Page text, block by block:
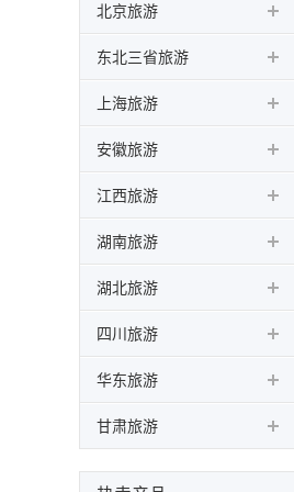
北京旅游
东北三省旅游
上海旅游
安徽旅游
江西旅游
湖南旅游
湖北旅游
四川旅游
华东旅游
甘肃旅游